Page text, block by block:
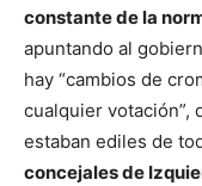
constante de la
apuntando al
hay “cambios de
cualquier votación”,
estaban ediles de
concejales de